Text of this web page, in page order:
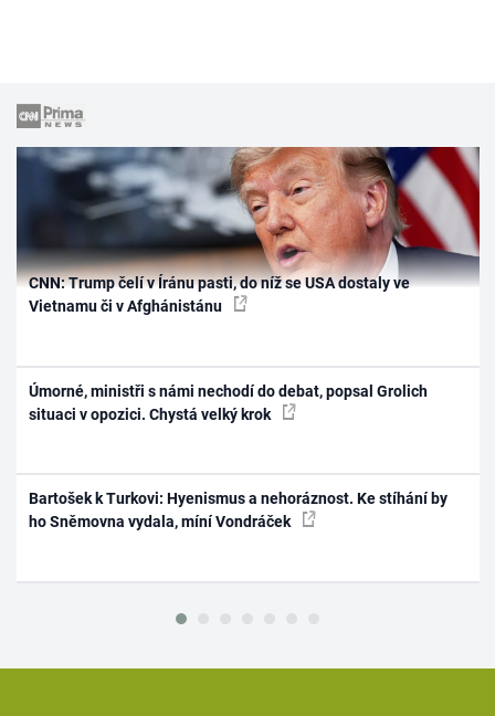
CNN: Trump čelí v Íránu pasti, do níž se USA dostaly ve
Vietnamu či v Afghánistánu
Úmorné, ministři s námi nechodí do debat, popsal Grolich
situaci v opozici. Chystá velký krok
Bartošek k Turkovi: Hyenismus a nehoráznost. Ke stíhání by
ho Sněmovna vydala, míní Vondráček